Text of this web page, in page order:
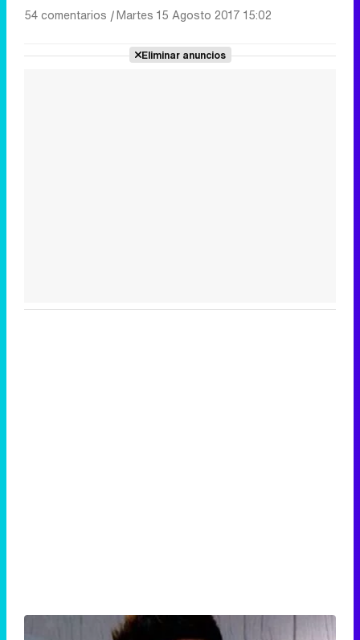
54 comentarios |Martes 15 Agosto 2017 15:02
Eliminar anuncios